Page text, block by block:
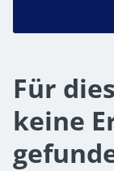
Für
keine